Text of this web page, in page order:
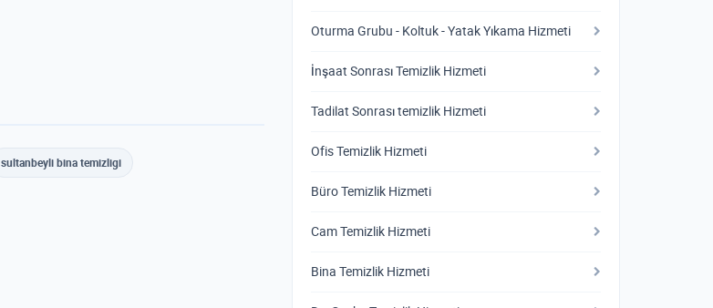
sultanbeyli bina temizligi
Oturma Grubu - Koltuk - Yatak Yıkama Hizmeti
İnşaat Sonrası Temizlik Hizmeti
Tadilat Sonrası temizlik Hizmeti
Ofis Temizlik Hizmeti
Büro Temizlik Hizmeti
Cam Temizlik Hizmeti
Bina Temizlik Hizmeti